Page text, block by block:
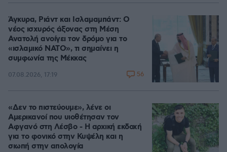
Άγκυρα, Ριάντ και Ισλαμαμπάντ: Ο
νέος ισχυρός άξονας στη Μέση
Ανατολή ανοίγει τον δρόμο για το
«ισλαμικό ΝΑΤΟ», τι σημαίνει η
συμφωνία της Μέκκας
07.08.2026, 17:19 56
«Δεν το πιστεύουμε», λένε οι
Αμερικανοί που υιοθέτησαν τον
Αφγανό στη Λέσβο - Η αρχική εκδοχή
για το φονικό στην Κυψέλη και η
σιωπή στην απολογία